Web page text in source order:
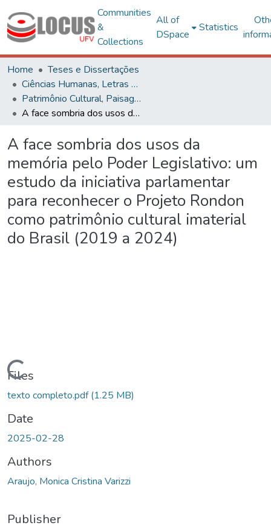
Communities
&
Collections
All of
DSpace
Statistics
Home
Teses e Dissertações
Ciências Humanas, Letras e Artes
Patrimônio Cultural, Paisagens e Cidadania
A face sombria dos usos da memória pelo Poder Legislativo: um estudo da iniciativa parlamentar para reconhecer o Projeto Rondon como patrimônio cultural imaterial do Brasil (2019 a 2024)
A face sombria dos usos da
memória pelo Poder Legislativo: um
estudo da iniciativa parlamentar
para reconhecer o Projeto Rondon
como patrimônio cultural imaterial
do Brasil (2019 a 2024)
Files
texto completo.pdf(1.25 MB)
Date
2025-02-28
Authors
Araujo, Monica Cristina Varizzi
Publisher